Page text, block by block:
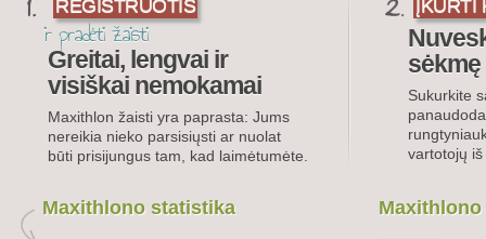
REGISTRUOTIS
ir pradėti žaisti
Greitai, lengvai ir
visiškai nemokamai
Maxithlon žaisti yra paprasta: Jums
nereikia nieko parsisiųsti ar nuolat
būti prisijungus tam, kad laimėtumėte.
ĮKURTI
sėkmę
Sukurkite
vartotojų
Maxithlono statistika